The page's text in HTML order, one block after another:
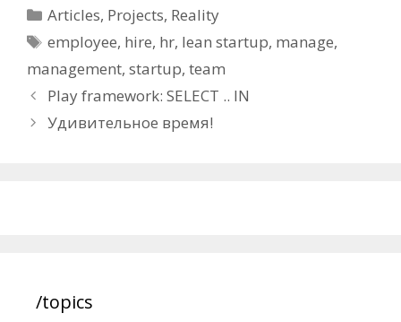
Categories
Articles, Projects, Reality
Tags
employee, hire, hr, lean startup, manage,
management, startup, team
Post
navigation
Play framework: SELECT .. IN
Удивительное время!
/topics